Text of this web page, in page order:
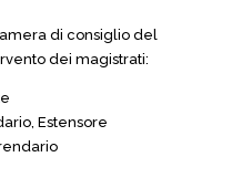
di consiglio del
dei magistrati:
Estensore